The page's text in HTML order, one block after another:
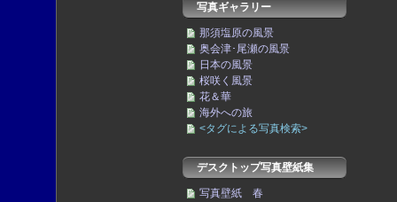
写真ギャラリー
那須塩原の風景
奥会津･尾瀬の風景
日本の風景
桜咲く風景
花＆華
海外への旅
<タグによる写真検索>
デスクトップ写真壁紙集
写真壁紙 春